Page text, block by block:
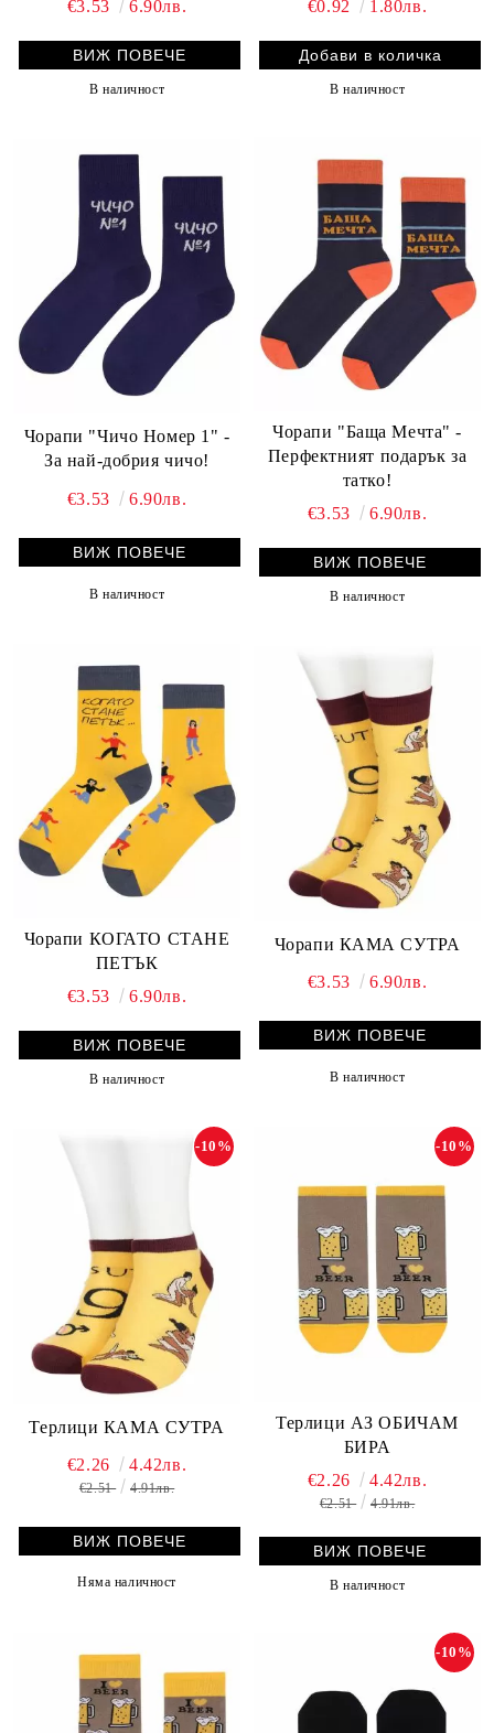
€3.53 6.90лв.
ВИЖ ПОВЕЧЕ
В наличност
€0.92 1.80лв.
В наличност
Чорапи "Чичо Номер 1" -
За най-добрия чичо!
€3.53 6.90лв.
ВИЖ ПОВЕЧЕ
В наличност
Чорапи "Баща Мечта" -
Перфектният подарък за
татко!
€3.53
6.90лв.
ВИЖ ПОВЕЧЕ
В наличност
Чорапи КОГАТО СТАНЕ
ПЕТЪК
€3.53
6.90лв.
ВИЖ ПОВЕЧЕ
В наличност
Чорапи КАМА СУТРА
€3.53 6.90лв.
ВИЖ ПОВЕЧЕ
В наличност
Терлици КАМА СУТРА
-10%
€2.26 4.42лв.
€2.51 4.91лв.
ВИЖ ПОВЕЧЕ
Няма наличност
Терлици АЗ ОБИЧАМ
БИРА
-10%
€2.26 4.42лв.
€2.51 4.91лв.
ВИЖ ПОВЕЧЕ
В наличност
-10%